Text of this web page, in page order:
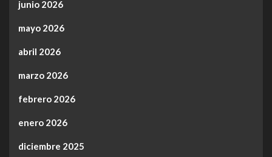
junio 2026
mayo 2026
abril 2026
marzo 2026
febrero 2026
enero 2026
diciembre 2025